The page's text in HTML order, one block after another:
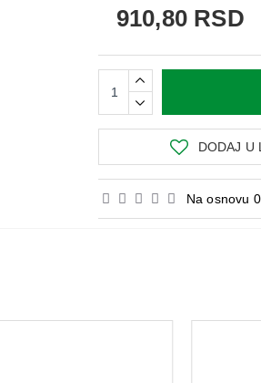
Upotreba:Odrasli i
creva ili po potrebi.
Na osnovu
910,80 RSD
DODAJ U